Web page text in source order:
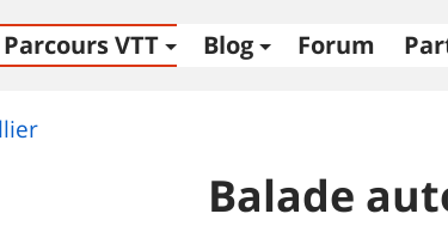
Parcours VTT Blog Forum
Balade